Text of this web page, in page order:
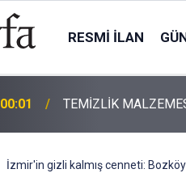
RESMI İLAN
00:01 TEMİZLİK
İzmir'in gizli kalmış cenneti: Bozköy